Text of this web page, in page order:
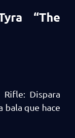
“The
Dispara
bala que hace